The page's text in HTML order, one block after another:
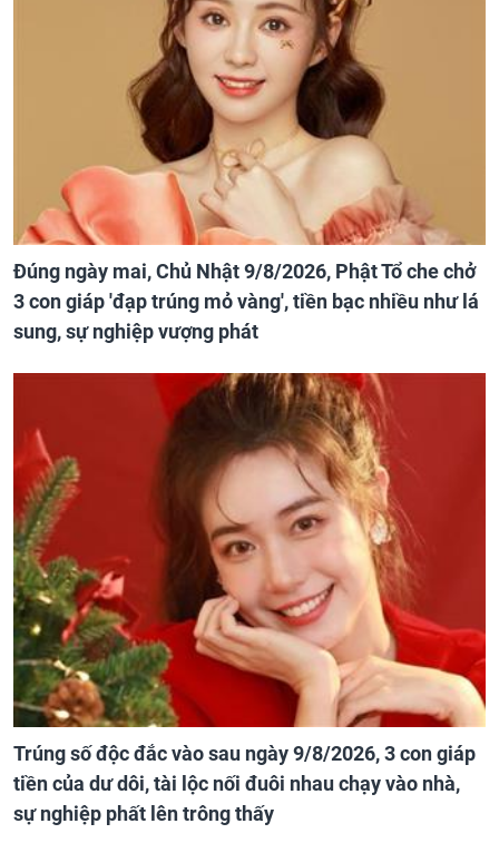
Đúng ngày mai, Chủ Nhật 9/8/2026, Phật Tổ che chở
3 con giáp 'đạp trúng mỏ vàng', tiền bạc nhiều như lá
sung, sự nghiệp vượng phát
Trúng số độc đắc vào sau ngày 9/8/2026, 3 con giáp
tiền của dư dôi, tài lộc nối đuôi nhau chạy vào nhà,
sự nghiệp phất lên trông thấy